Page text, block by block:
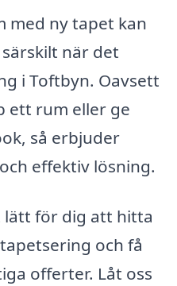
med ny tapet kan
när det
i Toftbyn. Oavsett
ett rum eller ge
så erbjuder
effektiv lösning.
för dig att hitta
och få
offerter. Låt oss